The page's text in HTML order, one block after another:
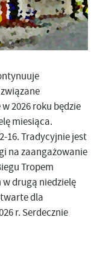
2026 roku będzie
miesiąca.
16. Tradycyjnie jest
na zaangażowanie
Tropem
drugą niedzielę
dla
r. Serdecznie